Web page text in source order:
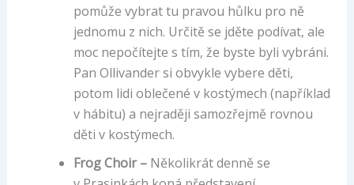
pomůže vybrat tu pravou hůlku pro ně
jednomu z nich. Určitě se jděte podívat, ale
moc nepočítejte s tím, že byste byli vybráni.
Pan Ollivander si obvykle vybere děti,
potom lidi oblečené v kostýmech (například
v hábitu) a nejraději samozřejmě rovnou
děti v kostýmech.
Frog Choir – Několikrát denně se